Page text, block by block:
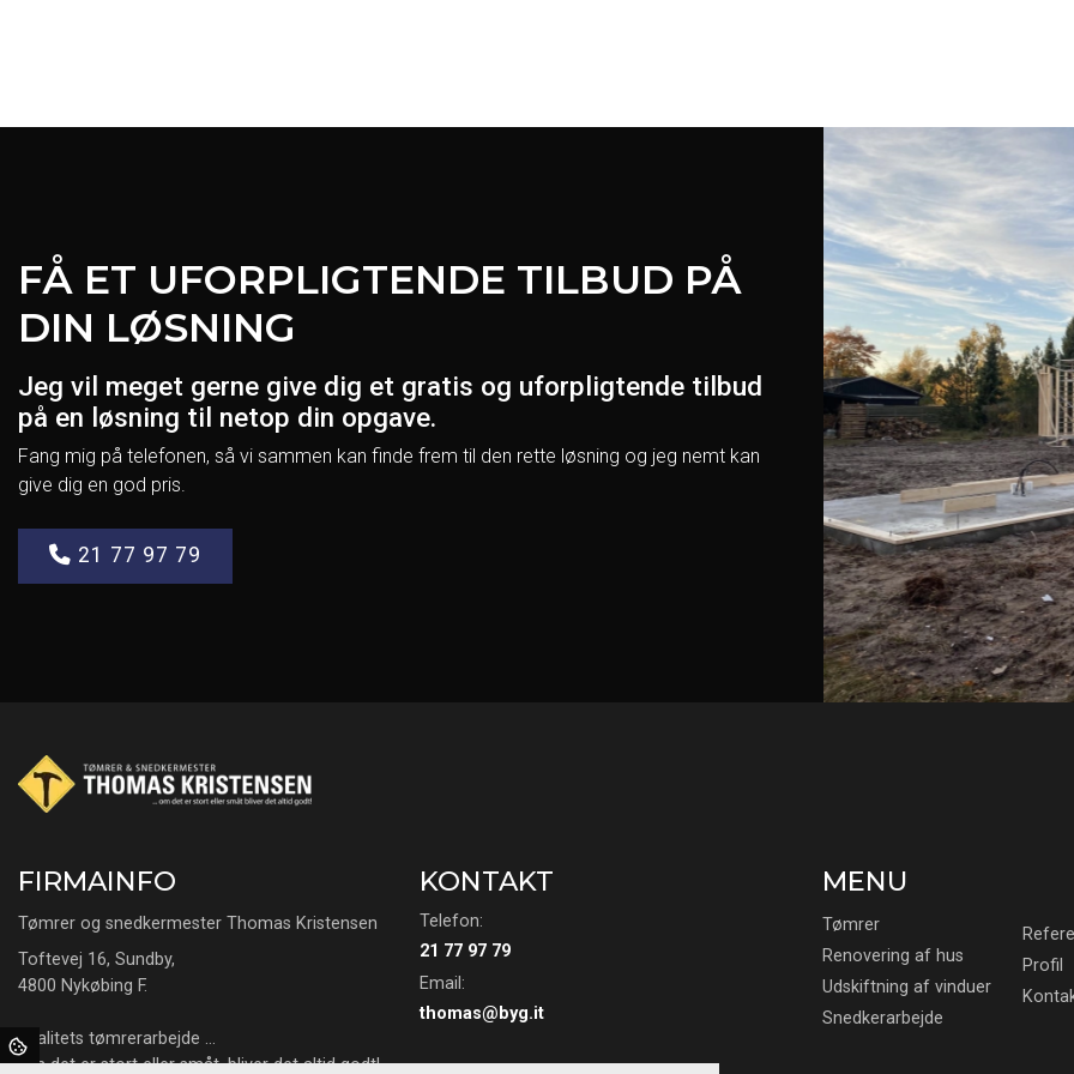
FÅ ET UFORPLIGTENDE TILBUD PÅ
DIN LØSNING
Jeg vil meget gerne give dig et gratis og uforpligtende tilbud
på en løsning til netop din opgave.
Fang mig på telefonen, så vi sammen kan finde frem til den rette løsning og jeg nemt kan
give dig en god pris.
21 77 97 79
FIRMAINFO
Tømrer og snedkermester Thomas Kristensen
Toftevej 16, Sundby,
4800 Nykøbing F.
Kvalitets tømrerarbejde …
Om det er stort eller småt, bliver det altid godt!
KONTAKT
Telefon:
21 77 97 79
Email:
thomas@byg.it
MENU
Tømrer
Renovering af hus
Udskiftning af vinduer
Snedkerarbejde
Profil